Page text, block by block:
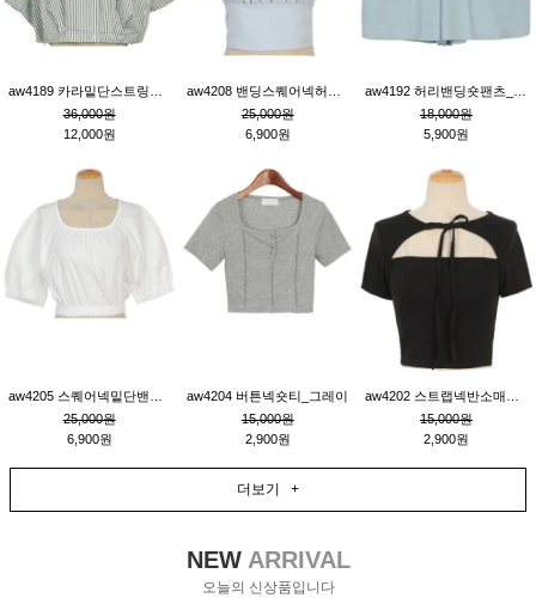
36,000원
12,000원
25,000원
6,900원
18,000원
5,900원
25,000원
6,900원
aw4204 버튼넥숏티_그레이
15,000원
2,900원
15,000원
2,900원
더보기 +
NEWARRIVAL
오늘의 신상품입니다